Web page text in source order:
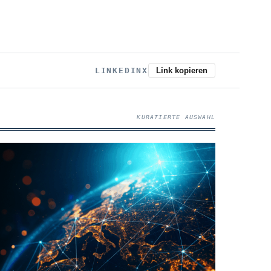
LINKEDINX Link kopieren
KURATIERTE AUSWAHL